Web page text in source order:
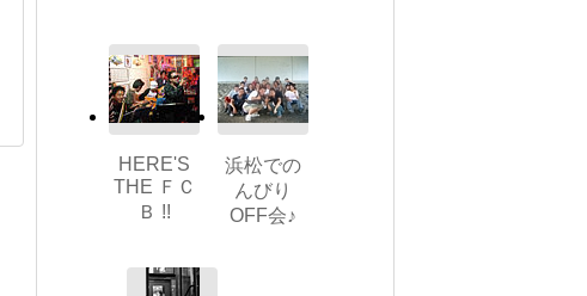
HERE'S
THE ＦＣ
Ｂ !!
浜松での
んびり
OFF会♪